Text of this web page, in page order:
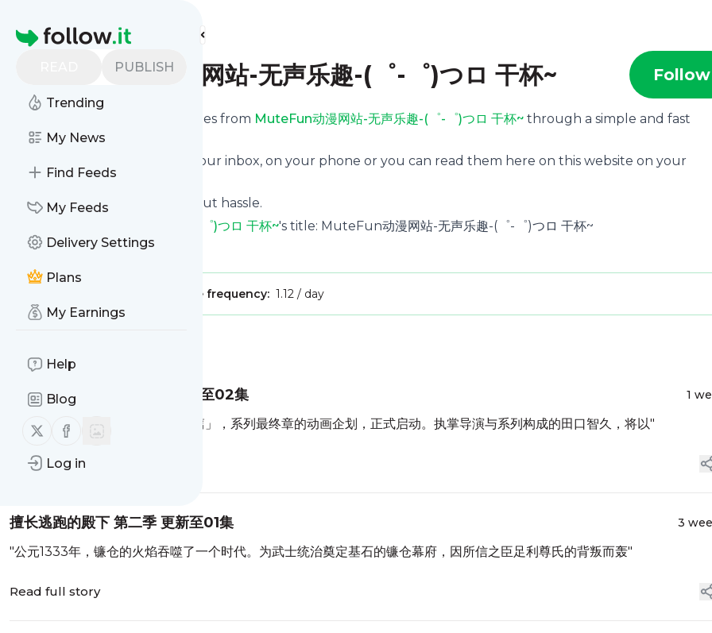
Homepage
PUBLISH
Trending
My News
Find Feeds
My Feeds
Delivery Settings
Plans
My Earnings
Help
Blog
Follow us on X (twitter)
Follow us on Facebook
Log in
Find more feeds
MuteFun动漫网站-无声乐趣-(゜-゜)つロ 干杯~ Follow
We bring you the latest updates from MuteFun动漫网站-无声乐趣-(゜-゜)つロ 干杯~ through a simple and fast
subscription.
We can deliver your news in your inbox, on your phone or you can read them here on this website on your
personal news page.
Unsubscribe at any time without hassle.
MuteFun动漫网站-无声乐趣-(゜-゜)つロ 干杯~'s title: MuteFun动漫网站-无声乐趣-(゜-゜)つロ 干杯~
Is this your feed?Claim it
Message frequency: 1.12 / day
死神 千年血战篇-祸进谭- 更新至02集 1
"终于，帷幕升起——「千年血战篇」，系列最终章的动画企划，正式启动。执掌导演与系列构成的田口智久，将以"
Read full story
擅长逃跑的殿下 第二季 更新至01集 3
"公元1333年，镰仓的火焰吞噬了一个时代。为武士统治奠定基石的镰仓幕府，因所信之臣足利尊氏的背叛而轰"
Read full story